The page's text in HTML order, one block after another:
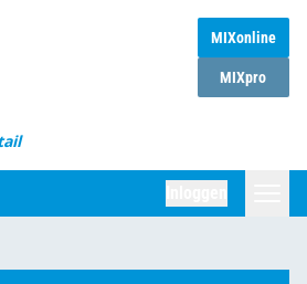
MIXonline
MIXpro